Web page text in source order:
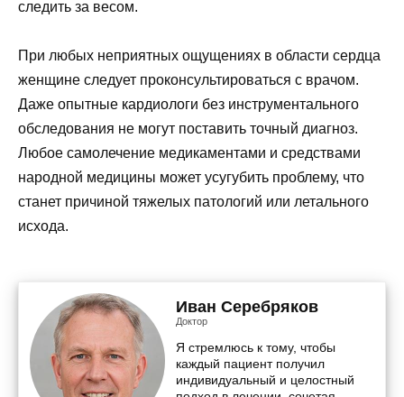
следить за весом.
При любых неприятных ощущениях в области сердца
женщине следует проконсультироваться с врачом.
Даже опытные кардиологи без инструментального
обследования не могут поставить точный диагноз.
Любое самолечение медикаментами и средствами
народной медицины может усугубить проблему, что
станет причиной тяжелых патологий или летального
исхода.
Иван Серебряков
Доктор
Я стремлюсь к тому, чтобы
каждый пациент получил
индивидуальный и целостный